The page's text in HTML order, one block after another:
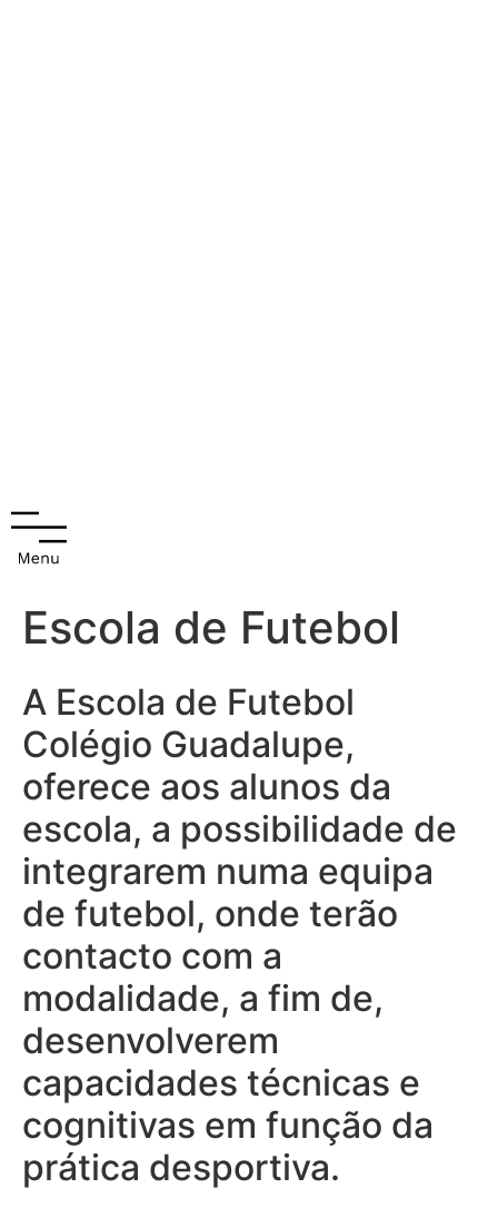
Escola de Futebol
A Escola de Futebol
Colégio Guadalupe,
oferece aos alunos da
escola, a possibilidade de
integrarem numa equipa
de futebol, onde terão
contacto com a
modalidade, a fim de,
desenvolverem
capacidades técnicas e
cognitivas em função da
prática desportiva.